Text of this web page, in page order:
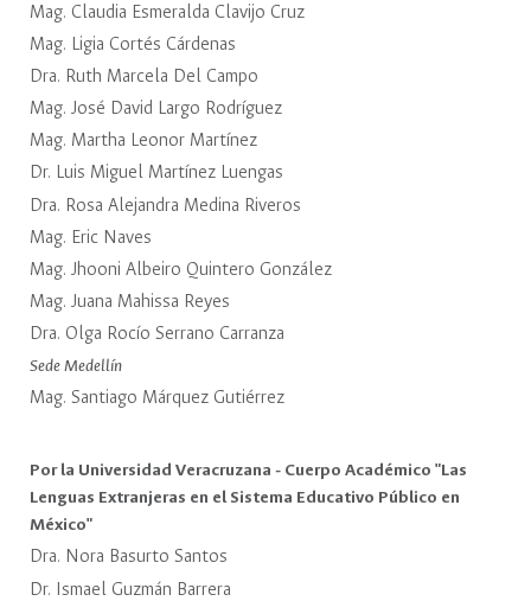
Mag. Claudia Esmeralda Clavijo Cruz
Mag. Ligia Cortés Cárdenas
Dra. Ruth Marcela Del Campo
Mag. José David Largo Rodríguez
Mag. Martha Leonor Martínez
Dr. Luis Miguel Martínez Luengas
Dra. Rosa Alejandra Medina Riveros
Mag. Eric Naves
Mag. Jhooni Albeiro Quintero González
Mag. Juana Mahissa Reyes
Dra. Olga Rocío Serrano Carranza
Sede Medellín
Mag. Santiago Márquez Gutiérrez
Por la Universidad Veracruzana - Cuerpo Académico "Las
Lenguas Extranjeras en el Sistema Educativo Público en
México"
Dra. Nora Basurto Santos
Dr. Ismael Guzmán Barrera